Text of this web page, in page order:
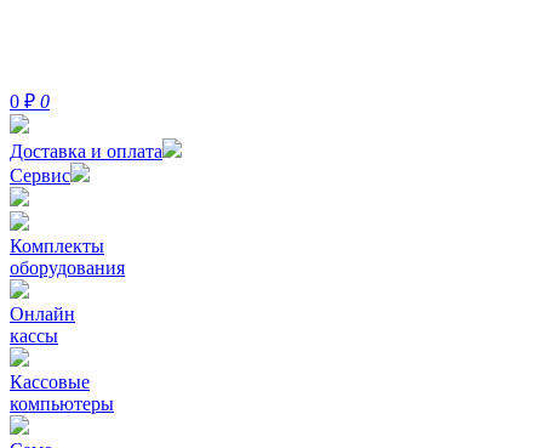
0 ₽ 0
Доставка и оплата
Сервис
Комплекты
оборудования
Онлайн
кассы
Кассовые
компьютеры